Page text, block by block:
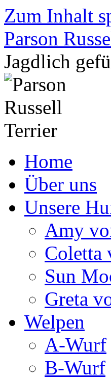
Zum Inhalt
Parson
Jagdlich
Home
Über uns
Unsere
Amy
Coletta
Sun
Greta
Welpen
A-Wurf
B-Wurf